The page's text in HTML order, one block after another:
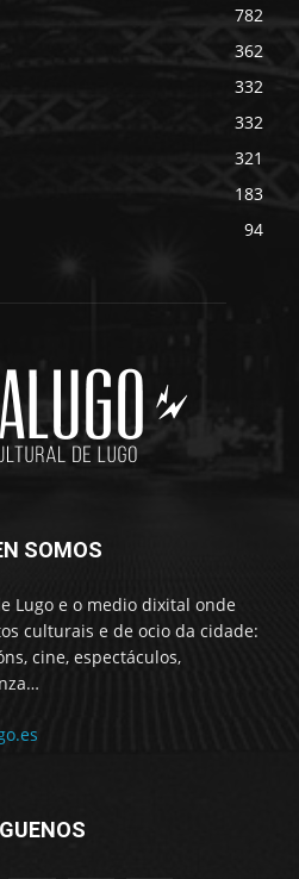
782
362
332
332
321
183
94
SOMOS
Lugo e o medio dixital onde
culturais e de ocio da cidade:
cine, espectáculos,